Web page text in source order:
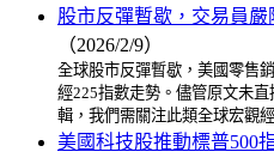
股市反彈暫歇，交易員
（2026/2/9）
全球股市反彈暫歇，美國零售
經225指數走勢。儘管原文未
輯，我們需關注此類全球宏觀
美國科技股推動標普500